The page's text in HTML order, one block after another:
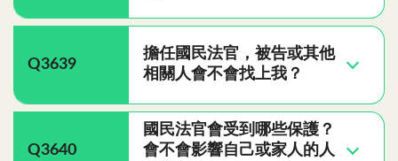
Q3639
擔任國民法官，被告或其他
相關人會不會找上我？
Q3640
國民法官會受到哪些保護？
會不會影響自己或家人的人